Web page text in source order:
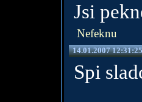
Jsi
Nefeknu
14.01.2007 12:31:25
Spi